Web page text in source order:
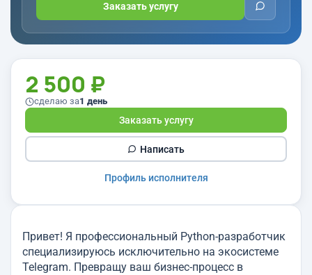
Заказать услугу
Привет! Я профессиональный Python-разработчик
специализируюсь исключительно на экосистеме
Telegram. Превращу ваш бизнес-процесс в
2 500 ₽
сделаю за1 день
Заказать услугу
Написать
Профиль исполнителя